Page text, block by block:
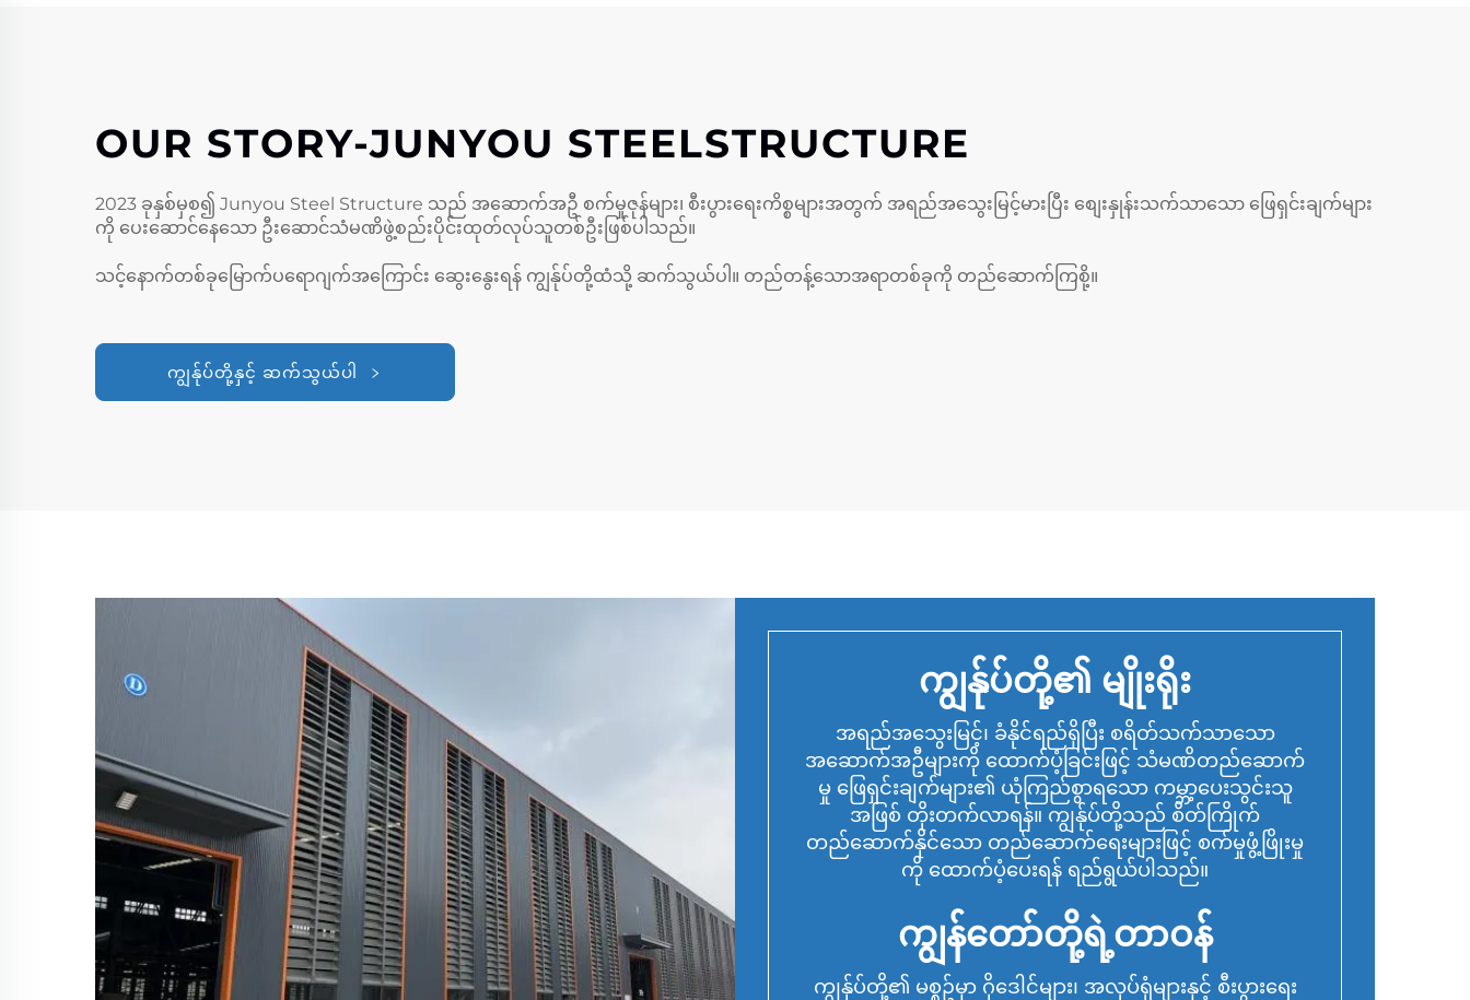
OUR STORY-JUNYOU STEELSTRUCTURE
2023 ခုနှစ်မှစ၍ Junyou Steel Structure သည် အဆောက်အဦ စက်မှုဇုန်များ၊ စီးပွားရေးကိစ္စများအတွက် အရည်အသွေးမြင့်မားပြီး စျေးနှုန်းသက်သာသော ဖြေရှင်းချက်များ
ကို ပေးဆောင်နေသော ဦးဆောင်သံမဏိဖွဲ့စည်းပိုင်းထုတ်လုပ်သူတစ်ဦးဖြစ်ပါသည်။
သင့်နောက်တစ်ခုမြောက်ပရောဂျက်အကြောင်း ဆွေးနွေးရန် ကျွန်ုပ်တို့ထံသို့ ဆက်သွယ်ပါ။ တည်တန့်သောအရာတစ်ခုကို တည်ဆောက်ကြစို့။
ကျွန်ုပ်တို့နှင့် ဆက်သွယ်ပါ
ကျွန်ုပ်တို့၏ မျိုးရိုး
အရည်အသွေးမြင့်၊ ခံနိုင်ရည်ရှိပြီး စရိတ်သက်သာသော
အဆောက်အဦများကို ထောက်ပံ့ခြင်းဖြင့် သံမဏိတည်ဆောက်
မှု ဖြေရှင်းချက်များ၏ ယုံကြည်စွာရသော ကမ္ဘာ့ပေးသွင်းသူ
အဖြစ် တိုးတက်လာရန်။ ကျွန်ုပ်တို့သည် စိတ်ကြိုက်
တည်ဆောက်နိုင်သော တည်ဆောက်ရေးများဖြင့် စက်မှုဖွံ့ဖြိုးမှု
ကို ထောက်ပံ့ပေးရန် ရည်ရွယ်ပါသည်။
ကျွန်တော်တို့ရဲ့တာဝန်
ကျွန်ုပ်တို့၏ မစ္စဥ်မှာ ဂိုဒေါင်များ၊ အလုပ်ရုံများနှင့် စီးပွားရေး